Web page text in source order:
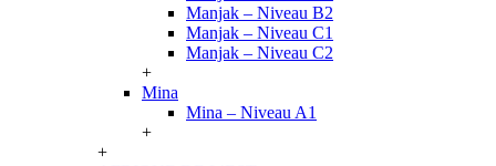
Manjak – Niveau B2
Manjak – Niveau C1
Manjak – Niveau C2
+
Mina
Mina – Niveau A1
+
+